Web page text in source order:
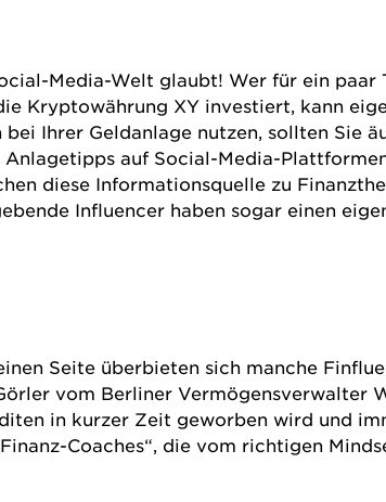
Media-Welt glaubt! Wer für ein paar
Kryptowährung XY investiert, kann
Ihrer Geldanlage nutzen, sollten Sie
auf Social-Media-
diese Informationsquelle zu
Influencer haben sogar einen
Seite überbieten sich manche
vom Berliner Vermögensverwalter
in kurzer Zeit geworben wird und
Coaches“, die vom richtigen